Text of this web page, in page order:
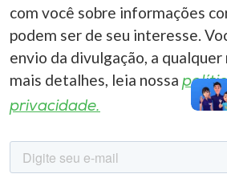
A+
A-
com você sobre informações
podem ser de seu interesse.
envio da divulgação, a
mais detalhes, leia nossa
privacidade.